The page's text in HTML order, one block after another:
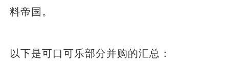
料帝国。
以下是可口可乐部分并购的汇总：